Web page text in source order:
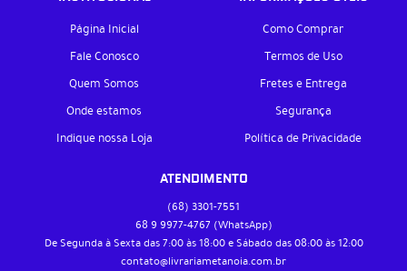
Página Inicial
Fale Conosco
Quem Somos
Onde estamos
Indique nossa Loja
Como Comprar
Termos de Uso
Fretes e Entrega
Segurança
Política de Privacidade
ATENDIMENTO
(68) 3301-7551
68 9 9977-4767 (WhatsApp)
De Segunda à Sexta das 7:00 às 18:00 e Sábado das 08:00 às 12:00
contato@livrariametanoia.com.br